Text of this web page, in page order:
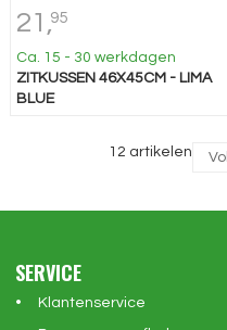
21,95
Ca. 15 - 30 werkdagen
ZITKUSSEN 46X45CM - LIMA
BLUE
12 artikelen
SERVICE
Klantenservice